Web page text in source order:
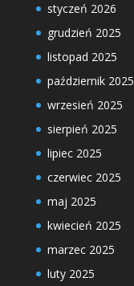
styczeń 2026
grudzień 2025
listopad 2025
październik 2025
wrzesień 2025
sierpień 2025
lipiec 2025
czerwiec 2025
maj 2025
kwiecień 2025
marzec 2025
luty 2025